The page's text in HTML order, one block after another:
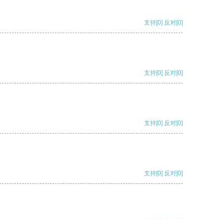
支持[0] 反对[0]
支持[0] 反对[0]
支持[0] 反对[0]
支持[0] 反对[0]